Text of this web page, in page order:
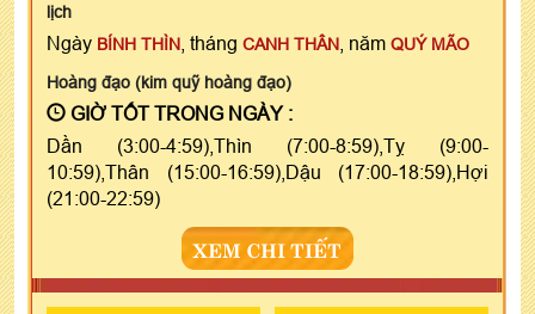
lịch
Ngày BÍNH THÌN , tháng CANH THÂN , năm QUÝ MÃO
Hoàng đạo (kim quỹ hoàng đạo)
GIỜ TỐT TRONG NGÀY :
Dần (3:00-4:59),Thìn (7:00-8:59),Tỵ (9:00-
10:59),Thân (15:00-16:59),Dậu (17:00-18:59),Hợi
(21:00-22:59)
XEM CHI TIẾT